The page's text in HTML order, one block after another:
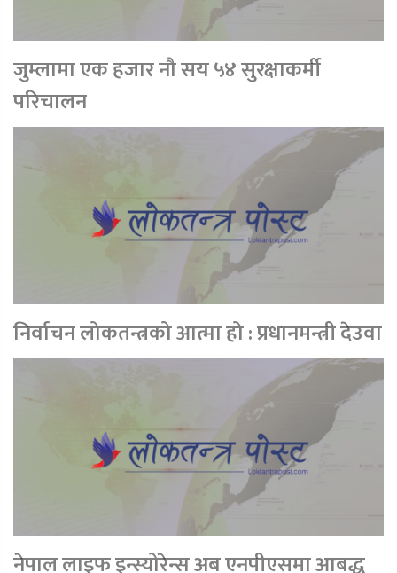
जुम्लामा एक हजार नौ सय ५४ सुरक्षाकर्मी
परिचालन
निर्वाचन लोकतन्त्रको आत्मा हो : प्रधानमन्त्री देउवा
नेपाल लाइफ इन्स्योरेन्स अब एनपीएसमा आबद्ध